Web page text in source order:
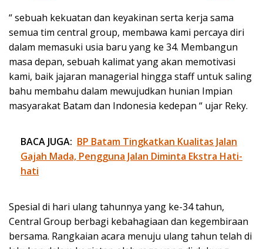
“ sebuah kekuatan dan keyakinan serta kerja sama
semua tim central group, membawa kami percaya diri
dalam memasuki usia baru yang ke 34. Membangun
masa depan, sebuah kalimat yang akan memotivasi
kami, baik jajaran managerial hingga staff untuk saling
bahu membahu dalam mewujudkan hunian Impian
masyarakat Batam dan Indonesia kedepan “ ujar Reky.
BACA JUGA: BP Batam Tingkatkan Kualitas Jalan
Gajah Mada, Pengguna Jalan Diminta Ekstra Hati-
hati
Spesial di hari ulang tahunnya yang ke-34 tahun,
Central Group berbagi kebahagiaan dan kegembiraan
bersama. Rangkaian acara menuju ulang tahun telah di